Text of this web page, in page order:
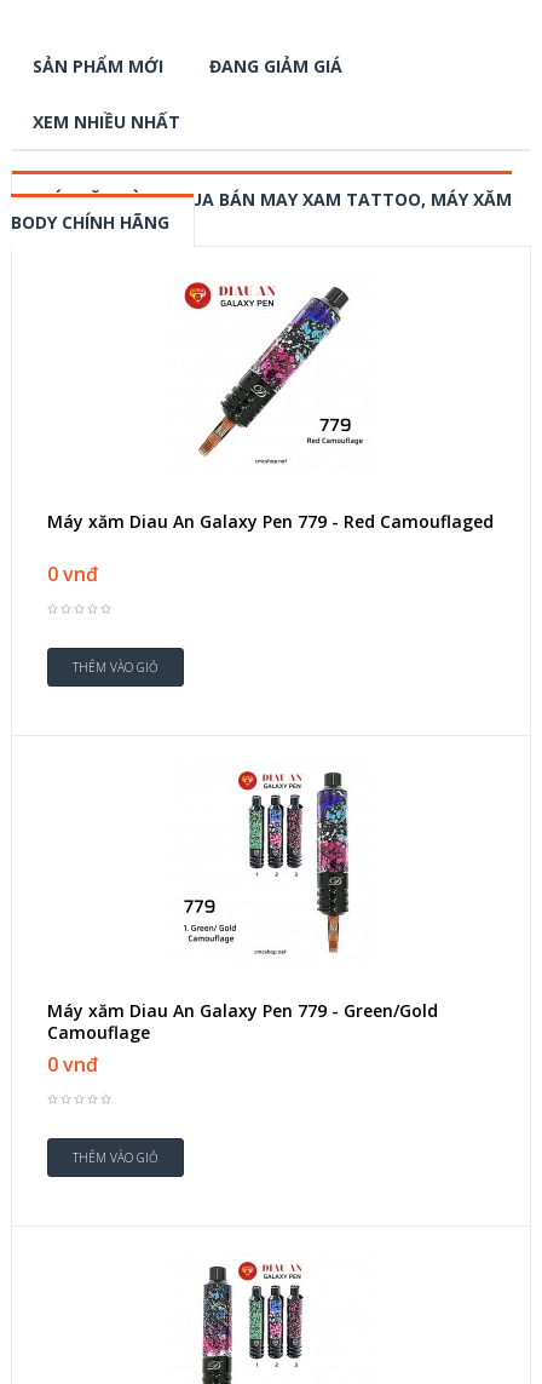
SẢN PHẨM MỚI ĐANG GIẢM GIÁ
XEM NHIỀU NHẤT
MÁY XĂM HÌNH, MUA BÁN MAY XAM TATTOO, MÁY XĂM
BODY CHÍNH HÃNG
Máy xăm Diau An Galaxy Pen 779 - Red Camouflaged
0 vnđ
Máy xăm Diau An Galaxy Pen 779 - Green/Gold
Camouflage
0 vnđ